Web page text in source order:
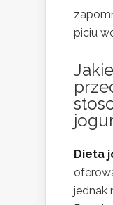
piciu
Dieta
jednak